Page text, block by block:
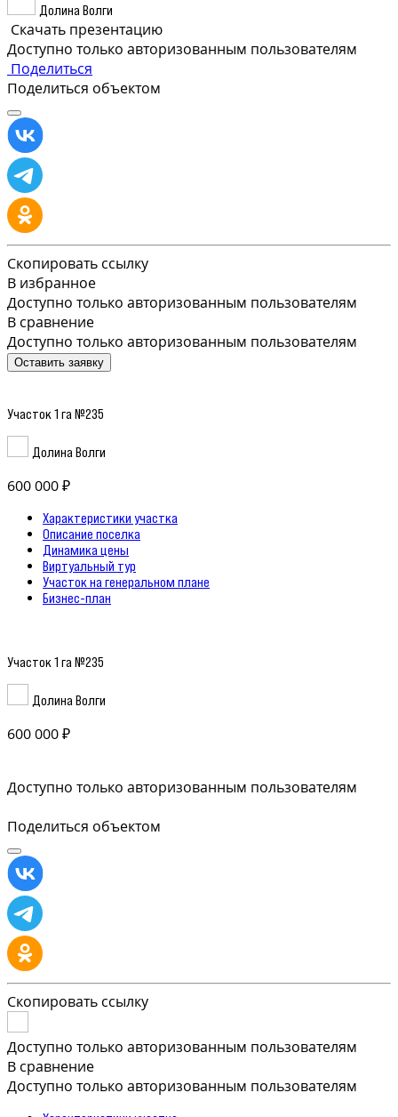
Долина Волги
Скачать презентацию
Доступно только авторизованным пользователям
Поделиться
Поделиться объектом
Скопировать ссылку
В избранное
Доступно только авторизованным пользователям
В сравнение
Доступно только авторизованным пользователям
Оставить заявку
Участок 1 га №235
Долина Волги
600 000 ₽
Характеристики участка
Описание поселка
Динамика цены
Виртуальный тур
Участок на генеральном плане
Бизнес-план
Участок 1 га №235
Долина Волги
600 000 ₽
Доступно только авторизованным пользователям
Поделиться объектом
Скопировать ссылку
Доступно только авторизованным пользователям
В сравнение
Доступно только авторизованным пользователям